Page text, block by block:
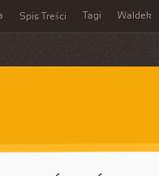
Spis Treści Tagi Waldek